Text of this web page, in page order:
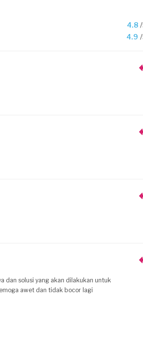
4.8
4.9
dan solusi yang akan dilakukan untuk
awet dan tidak bocor lagi